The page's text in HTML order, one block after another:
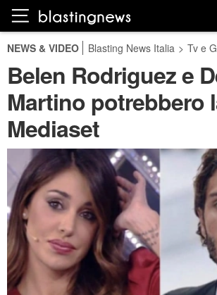
NEWS & VIDEO Blasting News Italia > Tv e
Belen Rodriguez e
Martino potrebbero
Mediaset